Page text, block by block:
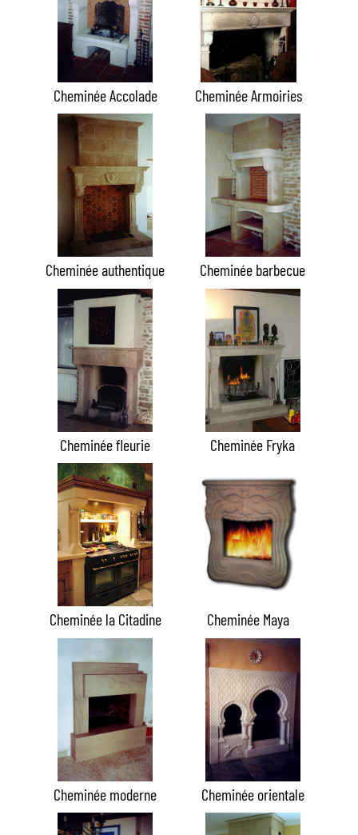
Cheminée Accolade Cheminée Armoiries
Cheminée authentique Cheminée barbecue
Cheminée fleurie Cheminée Fryka
Cheminée la Citadine Cheminée Maya
Cheminée moderne Cheminée orientale